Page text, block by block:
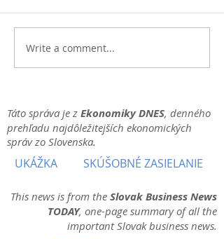
Write a comment...
Táto správa je z Ekonomiky DNES, denného
prehľadu najdôležitejších ekonomických
správ zo Slovenska.
UKÁŽKA SKÚŠOBNÉ ZASIELANIE
This news is from the Slovak Business News
TODAY, one-page summary of all the
important Slovak business news.